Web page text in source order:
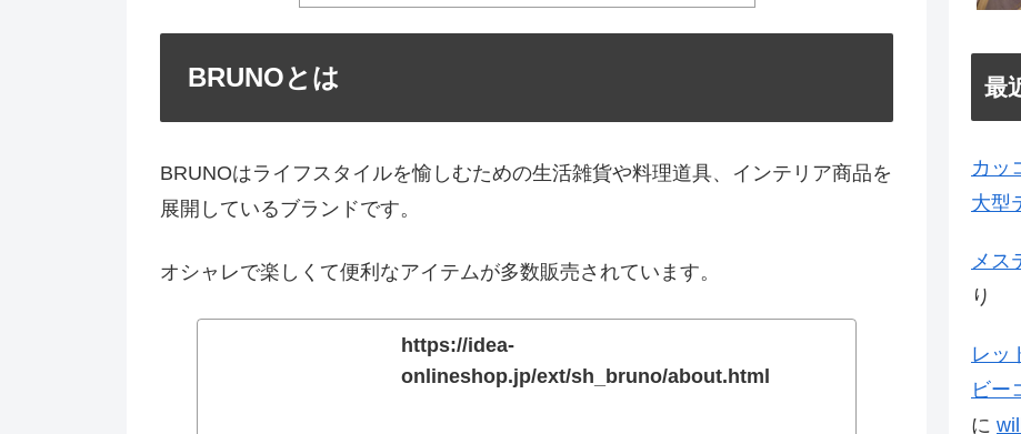
BRUNOとは
BRUNOはライフスタイルを愉しむための生活雑貨や料理道具、インテリア商品を
展開しているブランドです。
オシャレで楽しくて便利なアイテムが多数販売されています。
https://idea-
onlineshop.jp/ext/sh_bruno/about.html
最
カッ
大型
メス
り
レッ
ビー
に